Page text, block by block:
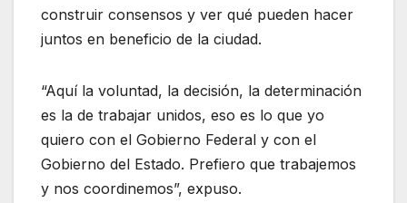
construir consensos y ver qué pueden hacer
juntos en beneficio de la ciudad.
“Aquí la voluntad, la decisión, la determinación
es la de trabajar unidos, eso es lo que yo
quiero con el Gobierno Federal y con el
Gobierno del Estado. Prefiero que trabajemos
y nos coordinemos”, expuso.